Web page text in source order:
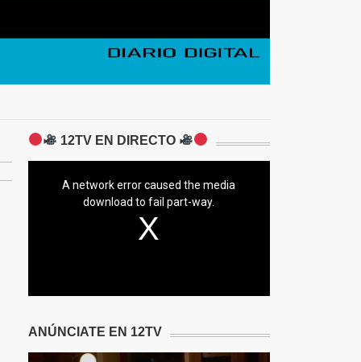
12TV EN DIRECTO
A network error caused the media
download to fail part-way.
ANÚNCIATE EN 12TV